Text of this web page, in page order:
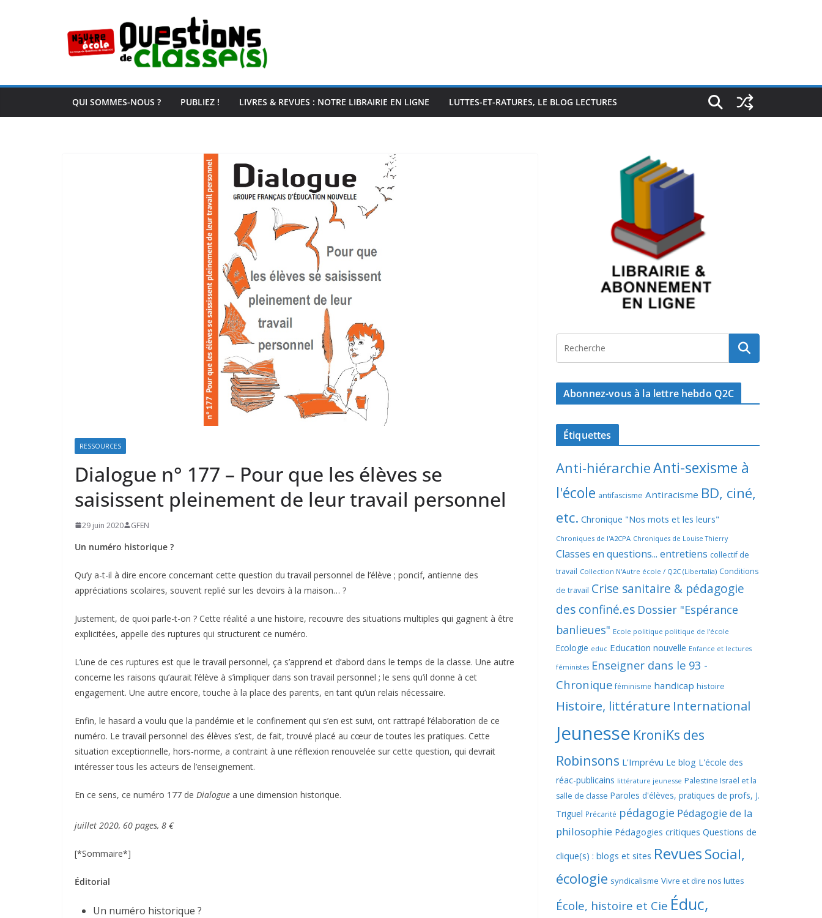
QUI SOMMES-NOUS ? PUBLIEZ ! LIVRES & REVUES : NOTRE LIBRAIRIE EN LIGNE LUTTES-ET-RATURES, LE BLOG LECTURES
RESSOURCES
Dialogue n° 177 – Pour que les élèves se
saisissent pleinement de leur travail personnel
29 juin 2020 GFEN
Un numéro historique ?
Qu’y a-t-il à dire encore concernant cette question du travail personnel de l’élève ; poncif, antienne des
appréciations scolaires, souvent replié sur les devoirs à la maison… ?
Justement, de quoi parle-t-on ? Cette réalité a une histoire, recouvre des situations multiples qui gagnent à être
explicitées, appelle des ruptures qui structurent ce numéro.
L’une de ces ruptures est que le travail personnel, ça s’apprend et d’abord dans le temps de la classe. Une autre
concerne les raisons qu’aurait l’élève à s’impliquer dans son travail personnel ; le sens qu’il donne à cet
engagement. Une autre encore, touche à la place des parents, en tant qu’un relais nécessaire.
Enfin, le hasard a voulu que la pandémie et le confinement qui s’en est suivi, ont rattrapé l’élaboration de ce
numéro. Le travail personnel des élèves s’est, de fait, trouvé placé au cœur de toutes les pratiques. Cette
situation exceptionnelle, hors-norme, a contraint à une réflexion renouvelée sur cette question, qui devrait
intéresser tous les acteurs de l’enseignement.
En ce sens, ce numéro 177 de Dialogue a une dimension historique.
juillet 2020, 60 pages, 8 €
[*Sommaire*]
Éditorial
Un numéro historique ?
Abonnez-vous à la lettre hebdo Q2C
Étiquettes
Anti-hiérarchieAnti-sexisme à
l'école antifascisme Antiracisme BD, ciné,
etc. Chronique "Nos mots et les leurs"
Chroniques de l'A2CPA Chroniques de Louise Thierry
Classes en questions... entretiens collectif de
travail Collection N'Autre école / Q2C (Libertalia) Conditions
de travail Crise sanitaire & pédagogie
des confiné.es Dossier "Espérance
banlieues" Ecole politique politique de l'école
Ecologie educ Education nouvelle Enfance et lectures
féministes Enseigner dans le 93 -
Chronique féminisme handicap histoire
Histoire, littérature International
Jeunesse KroniKs des
Robinsons L'Imprévu Le blog L'école des
réac-publicains littérature jeunesse Palestine Israël et la
salle de classe Paroles d'élèves, pratiques de profs, J.
Triguel Précarité pédagogie Pédagogie de la
philosophie Pédagogies critiques Questions de
clique(s) : blogs et sites RevuesSocial,
écologie syndicalisme Vivre et dire nos luttes
École, histoire et Cie Éduc,